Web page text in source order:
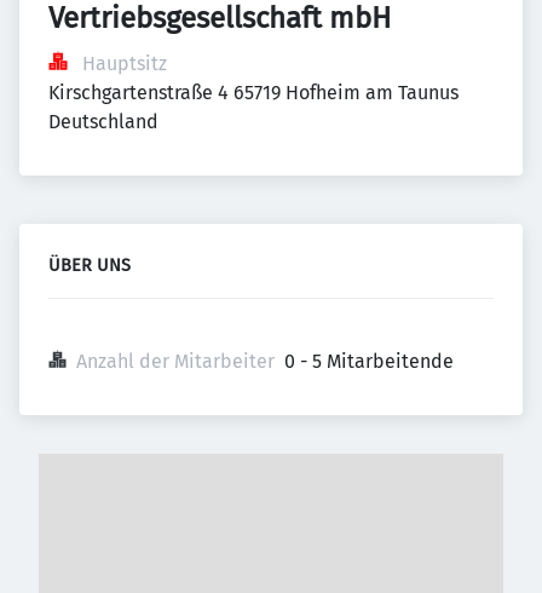
Vertriebsgesellschaft mbH
Hauptsitz
Kirschgartenstraße 4 65719 Hofheim am Taunus
Deutschland
ÜBER UNS
Anzahl der Mitarbeiter 0 - 5 Mitarbeitende